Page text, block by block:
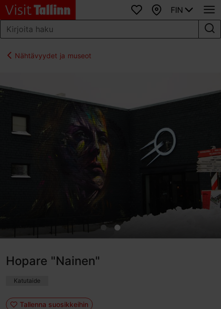
SuosikitKartta
FIN
Nähtävyydet ja museot
Hopare "Nainen"
Katutaide
Tallenna suosikkeihin